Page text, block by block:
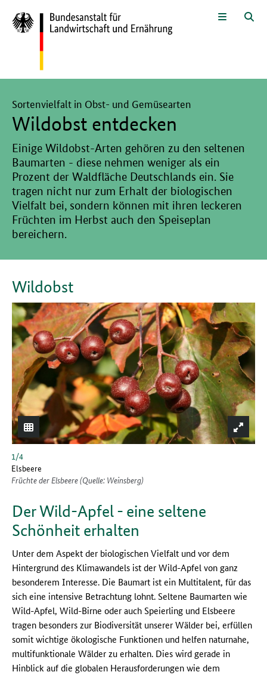
Menü
Wildobst entdecken
Sortenvielfalt in Obst- und Gemüsearten
Einige Wildobst-Arten gehören zu den seltenen
Baumarten - diese nehmen weniger als ein
Prozent der Waldfläche Deutschlands ein. Sie
tragen nicht nur zum Erhalt der biologischen
Vielfalt bei, sondern können mit ihren leckeren
Früchten im Herbst auch den Speiseplan
bereichern.
Wildobst
1/4
Elsbeere
Früchte der Elsbeere (Quelle: Weinsberg)
Der Wild-Apfel - eine seltene
Schönheit erhalten
Unter dem Aspekt der biologischen Vielfalt und vor dem
Hintergrund des Klimawandels ist der Wild-Apfel von ganz
besonderem Interesse. Die Baumart ist ein Multitalent, für das
sich eine intensive Betrachtung lohnt. Seltene Baumarten wie
Wild-Apfel, Wild-Birne oder auch Speierling und Elsbeere
tragen besonders zur Biodiversität unserer Wälder bei, erfüllen
somit wichtige ökologische Funktionen und helfen naturnahe,
multifunktionale Wälder zu erhalten. Dies wird gerade in
Hinblick auf die globalen Herausforderungen wie dem